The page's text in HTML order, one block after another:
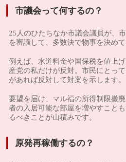
市議会って何するの？
25人のひたちなか市議会議員が、
を審議して、多数決で物事を決めて
例えば、水道料金や国保税を値上
産党の私だけが反対。市民にとっ
があれば反対して対案を示します。
要望を届け、マル福の所得制限撤
者の入居可能な部屋を増やすこと
るべきことが山積みです。
原発再稼働するの？